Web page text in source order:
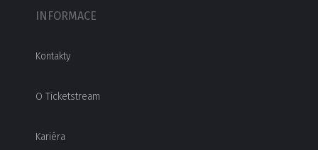
INFORMACE
Kontakty
O Ticketstream
Kariéra